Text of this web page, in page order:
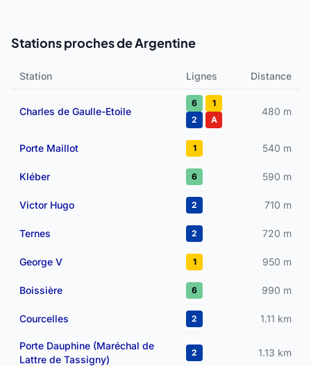
Stations proches de Argentine
Station Lignes Distance
Charles de Gaulle-Etoile
6
1
2
A
480 m
Porte Maillot 1 540 m
Kléber 6 590 m
Victor Hugo 2 710 m
Ternes 2 720 m
George V 1 950 m
Boissière 6 990 m
Courcelles 2 1.11 km
Porte Dauphine (Maréchal de
Lattre de Tassigny)
2 1.13 km